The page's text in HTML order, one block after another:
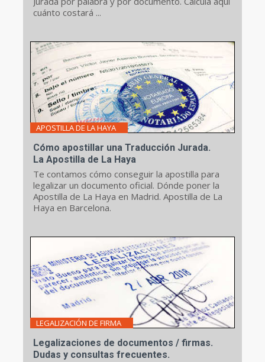
cuánto costará ...
APOSTILLA DE LA HAYA
Cómo apostillar una Traducción Jurada.
La Apostilla de La Haya
Te contamos cómo conseguir la apostilla para
legalizar un documento oficial. Dónde poner la
Apostilla de La Haya en Madrid. Apostilla de La
Haya en Barcelona.
LEGALIZACIÓN DE FIRMA
Legalizaciones de documentos / firmas.
Dudas y consultas frecuentes.